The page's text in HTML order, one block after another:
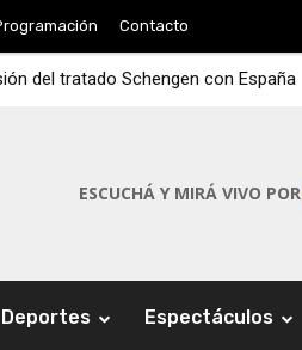
Contacto
del tratado Schengen con España
ESCUCHÁ Y MIRÁ VIVO POR
Deportes Espectáculos